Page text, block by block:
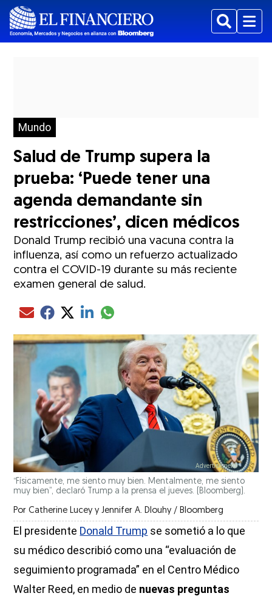
BuscarMenu
Mundo
Salud de Trump supera la
prueba: ‘Puede tener una
agenda demandante sin
restricciones’, dicen médicos
Donald Trump recibió una vacuna contra la
influenza, así como un refuerzo actualizado
contra el COVID-19 durante su más reciente
examen general de salud.
Compartir el artículo actual mediante Email
Compartir el artículo actual mediante Facebook
Compartir el artículo actual mediante Twitter
Compartir el artículo actual mediante LinkedIn
Compartir el artículo actual mediante
“Físicamente, me siento muy bien. Mentalmente, me siento
muy bien”, declaró Trump a la prensa el jueves. (Bloomberg).
Por Catherine Lucey y Jennifer A. Dlouhy / Bloomberg
El presidente Donald Trump se sometió a lo que
su médico describió como una “evaluación de
seguimiento programada” en el Centro Médico
Walter Reed, en medio de nuevas preguntas